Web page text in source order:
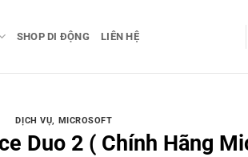
SHOP DI ĐỘNG LIÊN HỆ
DỊCH VỤ, MICROSOFT
Duo 2 ( Chính Hãng